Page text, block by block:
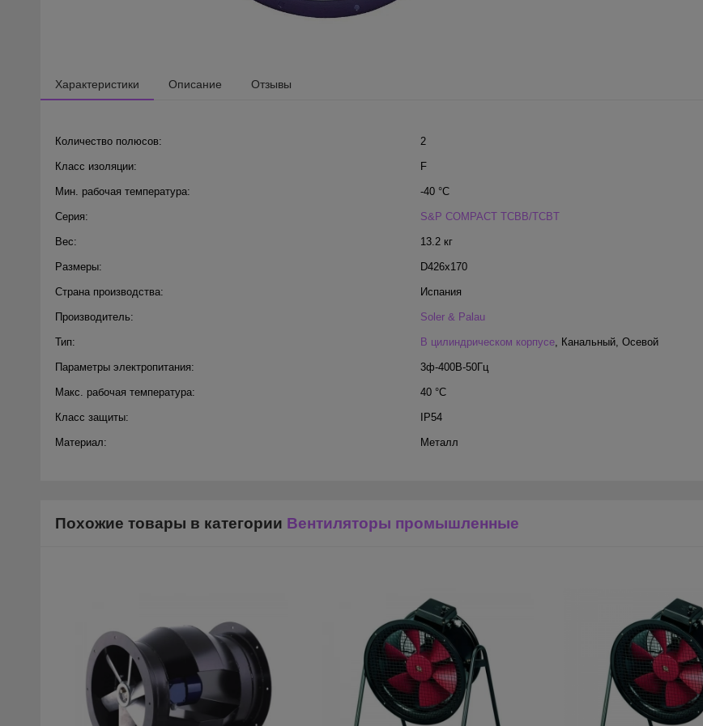
Характеристики Описание Отзывы
Количество полюсов: 2
Класс изоляции: F
Мин. рабочая температура: -40 °С
Серия: S&P COMPACT TCBB/TCBT
Вес: 13.2 кг
Размеры: D426x170
Страна производства: Испания
Производитель: Soler & Palau
Тип: В цилиндрическом корпусе, Канальный, Осевой
Параметры электропитания: 3ф-400В-50Гц
Макс. рабочая температура: 40 °С
Класс защиты: IP54
Материал: Металл
Похожие товары в категории Вентиляторы промышленные